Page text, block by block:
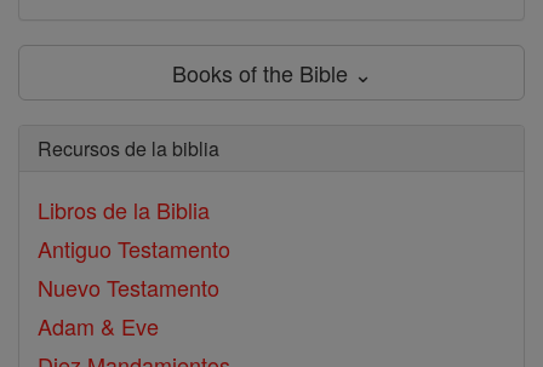
Books of the Bible ⌄
Recursos de la biblia
Libros de la Biblia
Antiguo Testamento
Nuevo Testamento
Adam & Eve